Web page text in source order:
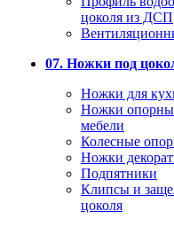
цоколя из ДСП
07. Ножки под
Ножки для
Ножки
мебели
Колесные
Ножки
Подпятники
Клипсы и
цоколя